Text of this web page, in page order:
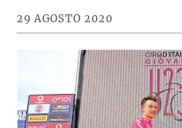
29 AGOSTO 2020